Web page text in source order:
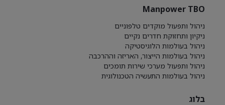
Manpower TBO
ניהול ותפעול מוקדים טלפוניים
ניקיון ותחזוקת חדרים נקיים
ניהול בעולמות הלוגיסטיקה
ניהול בעולמות הייצור, האריזה וההרכבה
ניהול ותפעול מערכי שירות תומכים
ניהול בעולמות התעשיה הטכנולוגית
בלוג